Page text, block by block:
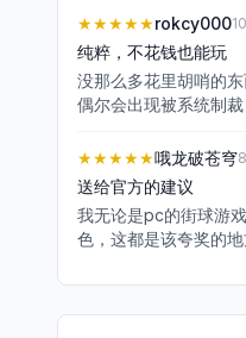
★★★★★rokcy000
纯粹，不花钱也能玩
没那么多花里胡哨的
偶尔会出现被系统制
★★★★★哦龙破苍穹
送给官方的建议
我无论是pc的街球游
色，这都是该夸奖的